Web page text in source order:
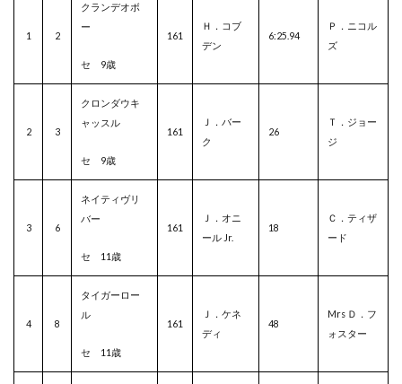
1 2
クランデオボ
ー
セ 9歳
161
Ｈ．コブ
デン
6:25.94
Ｐ．ニコル
ズ
2 3
クロンダウキ
ャッスル
セ 9歳
161
Ｊ．バー
ク
26
Ｔ．ジョー
ジ
3 6
ネイティヴリ
バー
セ 11 歳
161
Ｊ．オニ
ール Jr.
18
Ｃ．ティザ
ード
4 8
タイガーロー
ル
セ 11歳
161
Ｊ．ケネ
ディ
48
Mrs Ｄ．フ
ォスター